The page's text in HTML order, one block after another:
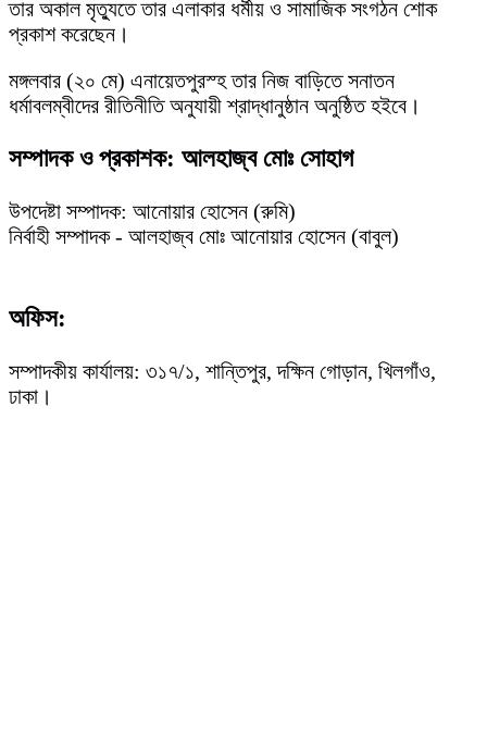
তার অকাল মৃত্যুতে তার এলাকার ধর্মীয় ও সামাজিক সংগঠন শোক
প্রকাশ করেছেন।
মঙ্গলবার (২০ মে) এনায়েতপুরস্হ তার নিজ বাড়িতে সনাতন
ধর্মাবলম্বীদের রীতিনীতি অনুযায়ী শ্রাদ্ধানুষ্ঠান অনুষ্ঠিত হইবে।
সম্পাদক ও প্রকাশক: আলহাজ্ব মোঃ সোহাগ
উপদেষ্টা সম্পাদক: আনোয়ার হোসেন (রুমি)
নির্বাহী সম্পাদক - আলহাজ্ব মোঃ আনোয়ার হোসেন (বাবুল)
অফিস:
সম্পাদকীয় কার্যালয়: ৩১৭/১, শান্তিপুর, দক্ষিন গোড়ান, খিলগাঁও,
ঢাকা।